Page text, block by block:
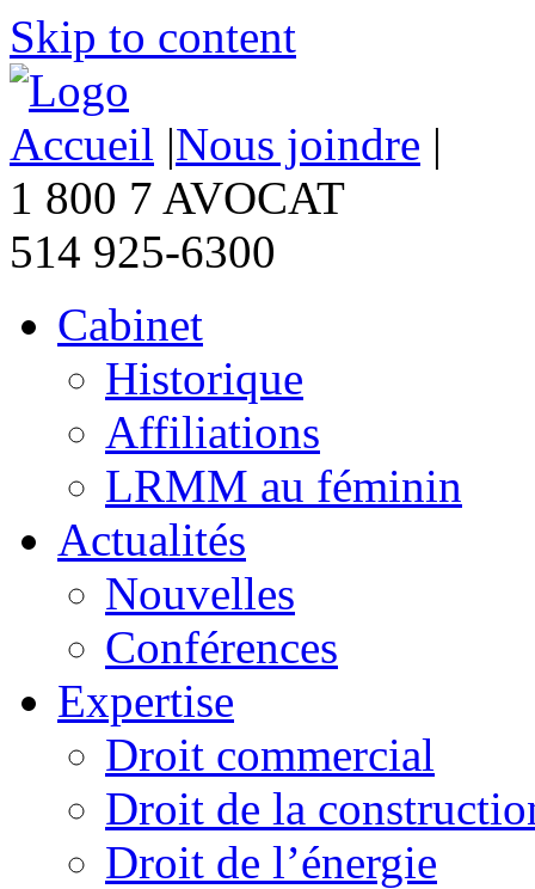
Skip to content
Accueil |Nous joindre |
1 800 7 AVOCAT
514 925-6300
Cabinet
Historique
Affiliations
LRMM au féminin
Actualités
Nouvelles
Conférences
Expertise
Droit commercial
Droit de la
Droit de l’énergie